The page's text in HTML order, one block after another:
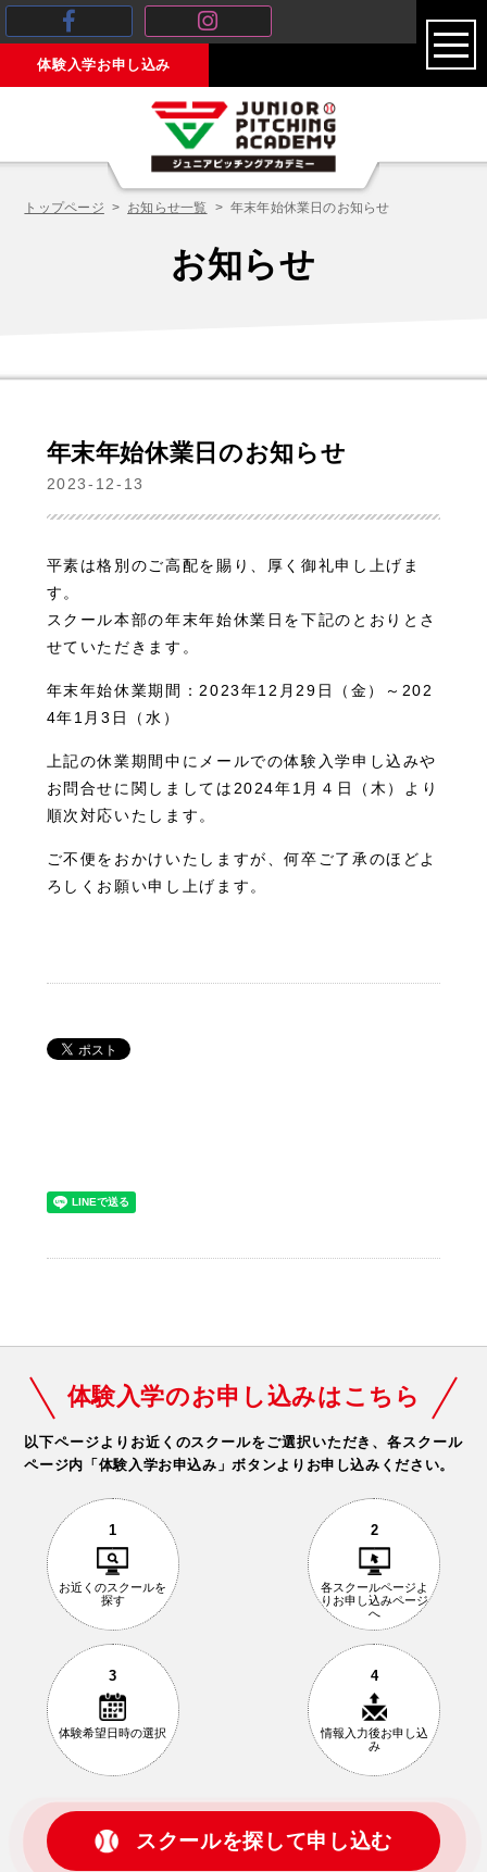
体験入学お申し込み
toggle
トップページ お知らせ一覧 年末年始休業日のお知らせ
お知らせ
年末年始休業日のお知らせ
2023-12-13
平素は格別のご高配を賜り、厚く御礼申し上げま
す。
スクール本部の年末年始休業日を下記のとおりとさ
せていただきます。
年末年始休業期間：2023年12月29日（金）～202
4年1月3日（水）
上記の休業期間中にメールでの体験入学申し込みや
お問合せに関しましては2024年1月４日（木）より
順次対応いたします。
ご不便をおかけいたしますが、何卒ご了承のほどよ
ろしくお願い申し上げます。
体験入学のお申し込みはこちら
以下ページよりお近くのスクールをご選択いただき、各スクール
ページ内「体験入学お申込み」ボタンよりお申し込みください。
1
お近くのスクールを
探す
2
各スクールページ よ
りお申し込みページ
へ
3
体験希望日時の選択
4
情報入力後お申し込
み
スクールを探して申し込む